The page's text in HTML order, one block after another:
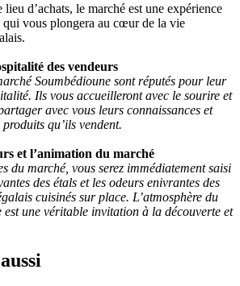
d’achats, le marché est une expérience
qui vous plongera au cœur de la vie
des vendeurs
Soumbédioune sont réputés pour leur
Ils vous accueilleront avec le sourire et
avec vous leurs connaissances et
qu’ils vendent.
et l’animation du marché
du marché, vous serez immédiatement saisi
des étals et les odeurs enivrantes des
cuisinés sur place. L’atmosphère du
est une véritable invitation à la découverte et